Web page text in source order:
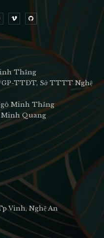
Thắng
GP-TTĐT, Sở TTTT Nghệ
Minh Thắng
Minh Quang
Vinh, Nghệ An